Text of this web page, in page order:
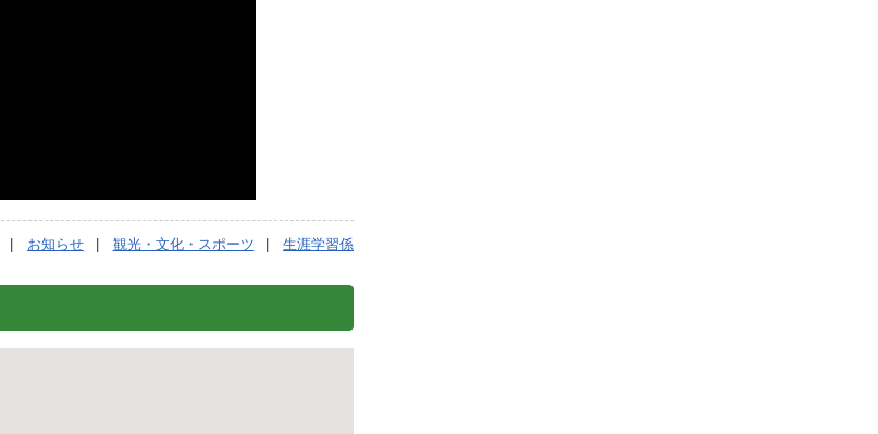
お知らせ 観光・文化・スポーツ 生涯学習係